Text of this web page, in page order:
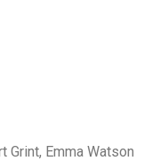
Grint, Emma Watson